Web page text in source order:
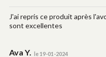
J'ai repris ce produit après
sont excellentes
Ava Y. le 19-01-2024